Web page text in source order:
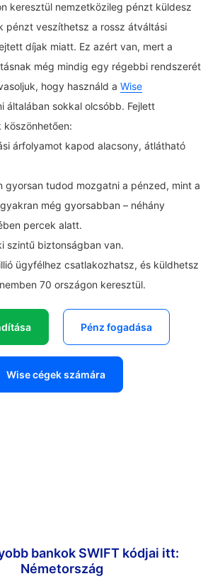
keresztül nemzetközileg pénzt küldesz
pénzt veszíthetsz a rossz átváltási
díjak miatt. Ez azért van, mert a
még mindig egy régebbi rendszerét
hogy használd a Wise
általában sokkal olcsóbb. Fejlett
köszönhetően:
árfolyamot kapod alacsony, átlátható
gyorsan tudod mozgatni a pénzed, mint a
még gyorsabban – néhány
percek alatt.
szintű biztonságban van.
ügyfélhez csatlakozhatsz, és küldhetsz
70 országon keresztül.
Pénz fogadása
Wise cégek számára
bankok SWIFT kódjai itt:
Németország